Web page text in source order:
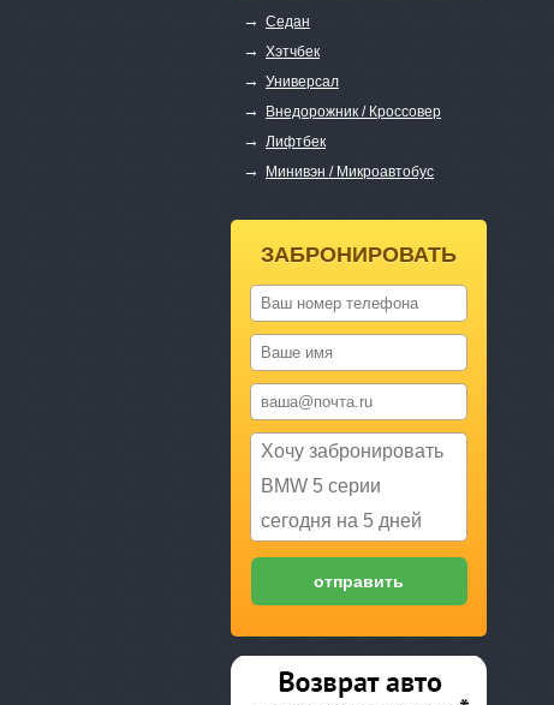
→ Седан
→ Хэтчбек
→ Универсал
→ Внедорожник / Кроссовер
→ Лифтбек
→ Минивэн / Микроавтобус
ЗАБРОНИРОВАТЬ